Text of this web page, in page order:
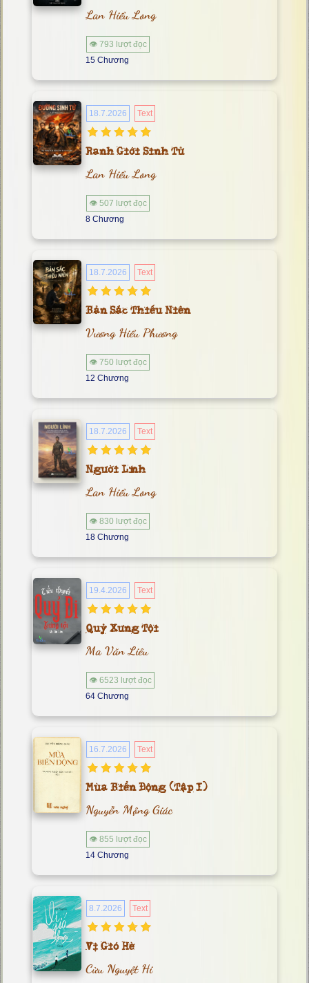
Lan Hiểu Long
👁 793 lượt đọc
15 Chương
18.7.2026 Text
Ranh Giới Sinh Tử
Lan Hiểu Long
👁 507 lượt đọc
8 Chương
18.7.2026 Text
Bản Sắc Thiếu Niên
Vương Hiểu Phương
👁 750 lượt đọc
12 Chương
18.7.2026 Text
Người Lính
Lan Hiểu Long
👁 830 lượt đọc
18 Chương
19.4.2026 Text
Quỷ Xưng Tội
Ma Văn Liêu
👁 6523 lượt đọc
64 Chương
16.7.2026 Text
Mùa Biển Động (Tập I)
Nguyễn Mộng Giác
👁 855 lượt đọc
14 Chương
8.7.2026 Text
Vị Gió Hè
Cửu Nguyệt Hi